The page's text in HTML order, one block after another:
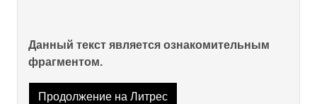
Данный текст является ознакомительным
фрагментом.
Продолжение на Литрес